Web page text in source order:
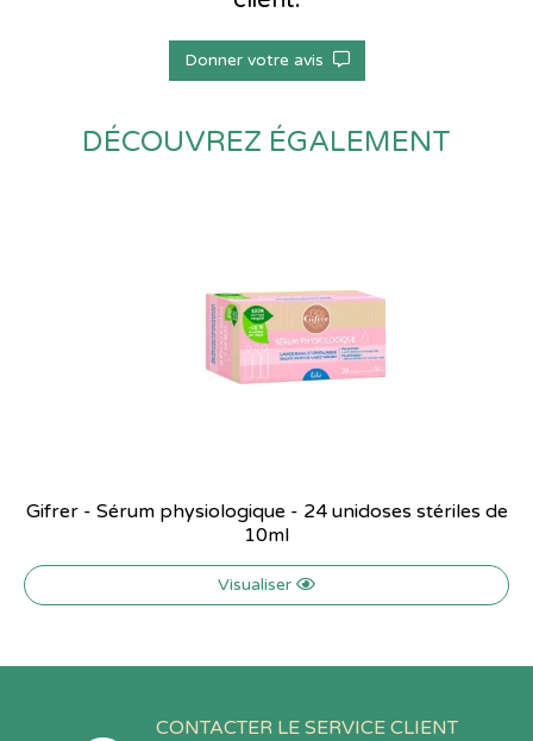
Donner votre avis
DÉCOUVREZ ÉGALEMENT
Gifrer - Sérum physiologique - 24 unidoses stériles de
10ml
Visualiser
CONTACTER LE SERVICE CLIENT